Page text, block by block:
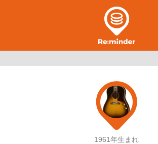
1961年生まれ